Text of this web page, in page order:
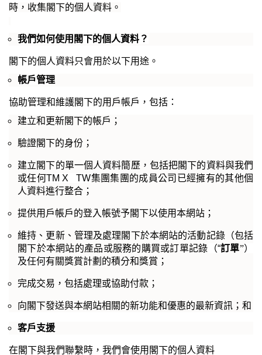
時，收集閣下的個人資料。
我們如何使用閣下的個人資料？
閣下的個人資料只會用於以下用途。
帳戶管理
協助管理和維護閣下的用戶帳戶，包括：
建立和更新閣下的帳戶；
驗證閣下的身份；
建立閣下的單一個人資料簡歷，包括把閣下的資料與我們
或任何TM X TW集團集團的成員公司已經擁有的其他個
人資料進行整合；
提供用戶帳戶的登入帳號予閣下以使用本網站；
維持、更新、管理及處理閣下於本網站的活動記錄（包括
閣下於本網站的產品或服務的購買或訂單記錄 （“訂單”）
及任何有關獎賞計劃的積分和獎賞；
完成交易，包括處理或協助付款；
向閣下發送與本網站相關的新功能和優惠的最新資訊；和
客戶支援
在閣下與我們聯繫時，我們會使用閣下的個人資料